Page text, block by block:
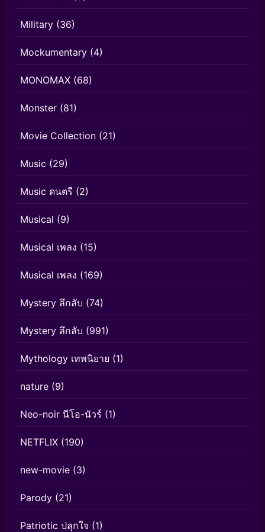
Military (36)
Mockumentary (4)
MONOMAX (68)
Monster (81)
Movie Collection (21)
Music (29)
Music ดนตรี (2)
Musical (9)
Musical เพลง (15)
Musical เพลง (169)
Mystery ลึกลับ (74)
Mystery ลึกลับ (991)
Mythology เทพนิยาย (1)
nature (9)
Neo-noir นีโอ-นัวร์ (1)
NETFLIX (190)
new-movie (3)
Parody (21)
Patriotic ปลุกใจ (1)